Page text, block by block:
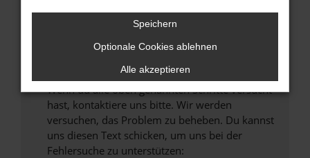
Sicherheitsrisiko, sondern kann auch dazu
unterstützt werden.
Wende dich an den Webseitenbetreiber.
Wenn du alle oben genannten Schritte versucht
hast, kontaktiere uns bitte. Wir werden
versuchen, das Problem zu beheben. Du kannst
uns diesen Text schicken, um uns bei der
Fehlersuche zu unterstützen:
Speichern
Optionale Cookies ablehnen
Alle akzeptieren